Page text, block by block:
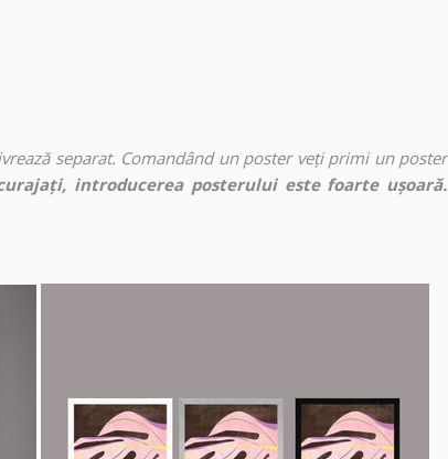
separat. Comandând un poster veți primi un poster
introducerea posterului este foarte ușoară.